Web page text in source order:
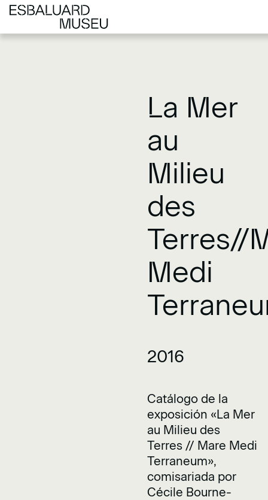
La Mer
au
Milieu
des
Terres//
Medi
2016
Catálogo de la
exposición «La Mer
au Milieu des
Terres // Mare Medi
Terraneum»,
comisariada por
Cécile Bourne-